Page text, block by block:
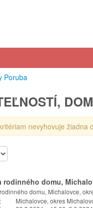
Poruba
nevyhovuje žiadna
rodinného domu,
domu, Michalovce,
Michalovce, okres